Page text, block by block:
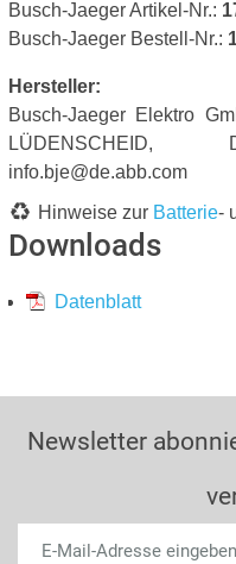
Busch-Jaeger Artikel-Nr.:
Busch-Jaeger Bestell-Nr.:
Hersteller:
Busch-Jaeger Elektro
LÜDENSCHEID,
info.bje@de.abb.com
Hinweise zur Batterie-
Downloads
Datenblatt
Newsletter